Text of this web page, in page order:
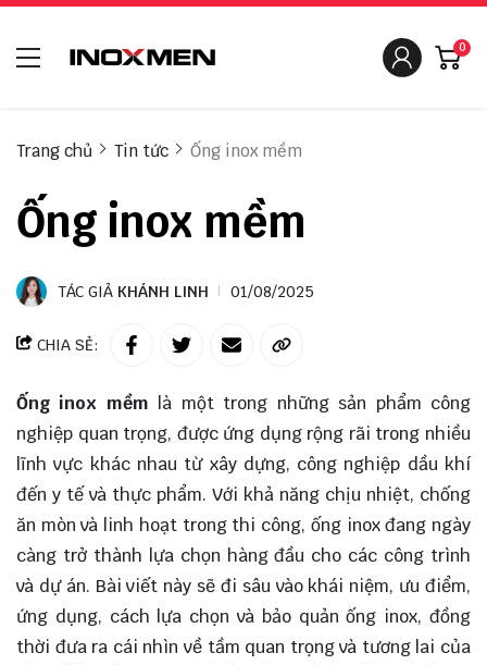
0
Trang chủ Tin tức Ống inox mềm
Ống inox mềm
TÁC GIẢ KHÁNH LINH 01/08/2025
CHIA SẺ:
Ống inox mềm là một trong những sản phẩm công
nghiệp quan trọng, được ứng dụng rộng rãi trong nhiều
lĩnh vực khác nhau từ xây dựng, công nghiệp dầu khí
đến y tế và thực phẩm. Với khả năng chịu nhiệt, chống
ăn mòn và linh hoạt trong thi công, ống inox đang ngày
càng trở thành lựa chọn hàng đầu cho các công trình
và dự án. Bài viết này sẽ đi sâu vào khái niệm, ưu điểm,
ứng dụng, cách lựa chọn và bảo quản ống inox, đồng
thời đưa ra cái nhìn về tầm quan trọng và tương lai của